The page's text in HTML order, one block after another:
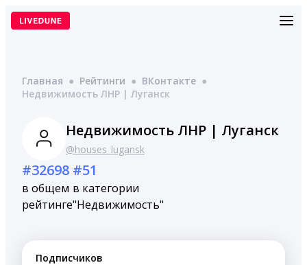
Перейти
Главная ● Рейтинги ● ВКонтакте ●
Недвижимость ЛНР | Луганск
Недвижимость ЛНР | Луганск
@houses_lugansk
#32698
в общем
рейтинге
#51
в категории
"Недвижимость"
Подписчиков